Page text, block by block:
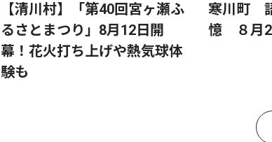
【清川村】「第40回宮ヶ瀬ふ
るさとまつり」8月12日開
幕！花火打ち上げや熱気球体
験も
寒川町
憶 ８月